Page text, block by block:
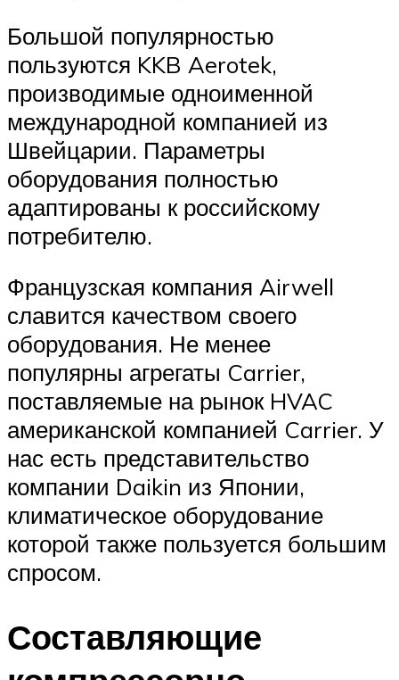
Большой популярностью
пользуются KKB Aerotek,
производимые одноименной
международной компанией из
Швейцарии. Параметры
оборудования полностью
адаптированы к российскому
потребителю.
Французская компания Airwell
славится качеством своего
оборудования. Не менее
популярны агрегаты Carrier,
поставляемые на рынок HVAC
американской компанией Carrier. У
нас есть представительство
компании Daikin из Японии,
климатическое оборудование
которой также пользуется большим
спросом.
Составляющие